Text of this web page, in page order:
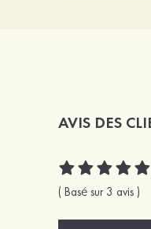
AVIS DES
( Basé sur 3 avis )